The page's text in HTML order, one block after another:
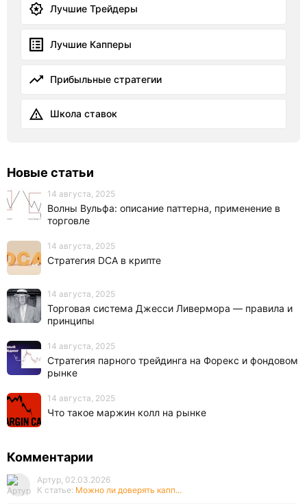
Лучшие Трейдеры
Лучшие Капперы
Прибыльные стратегии
Школа ставок
Новые статьи
14 августа, 2025
Волны Вульфа: описание паттерна, применение в
торговле
14 августа, 2025
Стратегия DCA в крипте
14 августа, 2025
Торговая система Джесси Ливермора — правила и
принципы
14 августа, 2025
Стратегия парного трейдинга на Форекс и фондовом
рынке
14 августа, 2025
Что такое маржин колл на рынке
Комментарии
Артур, 02.03.2026
К статье: Можно ли доверять капп...